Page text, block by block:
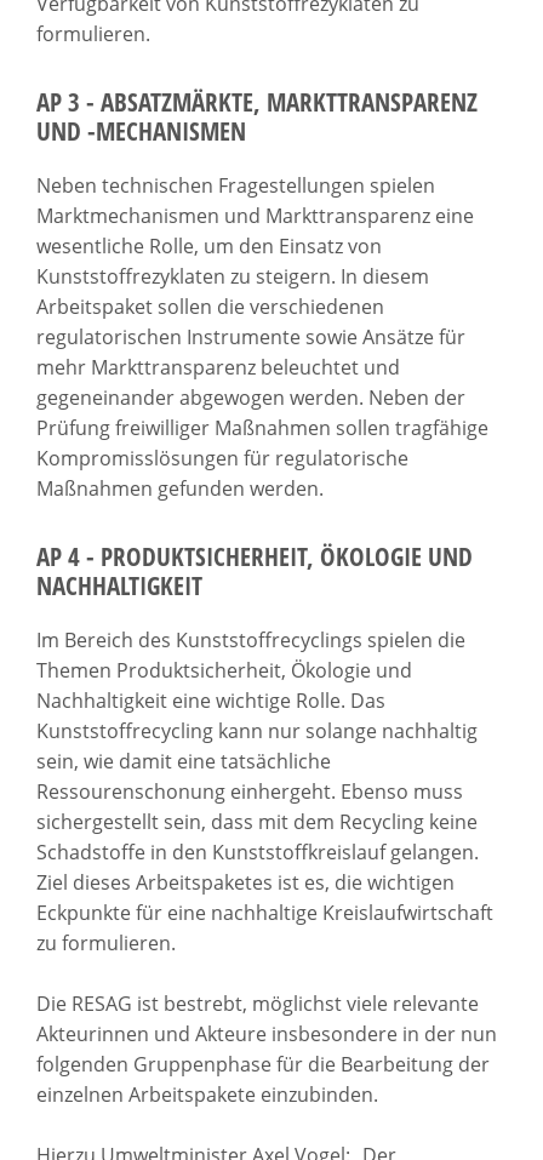
formulieren.
AP 3 - ABSATZMÄRKTE, MARKTTRANSPARENZ
UND -MECHANISMEN
Neben technischen Fragestellungen spielen
Marktmechanismen und Markttransparenz eine
wesentliche Rolle, um den Einsatz von
Kunststoffrezyklaten zu steigern. In diesem
Arbeitspaket sollen die verschiedenen
regulatorischen Instrumente sowie Ansätze für
mehr Markttransparenz beleuchtet und
gegeneinander abgewogen werden. Neben der
Prüfung freiwilliger Maßnahmen sollen tragfähige
Kompromisslösungen für regulatorische
Maßnahmen gefunden werden.
AP 4 - PRODUKTSICHERHEIT, ÖKOLOGIE UND
NACHHALTIGKEIT
Im Bereich des Kunststoffrecyclings spielen die
Themen Produktsicherheit, Ökologie und
Nachhaltigkeit eine wichtige Rolle. Das
Kunststoffrecycling kann nur solange nachhaltig
sein, wie damit eine tatsächliche
Ressourenschonung einhergeht. Ebenso muss
sichergestellt sein, dass mit dem Recycling keine
Schadstoffe in den Kunststoffkreislauf gelangen.
Ziel dieses Arbeitspaketes ist es, die wichtigen
Eckpunkte für eine nachhaltige Kreislaufwirtschaft
zu formulieren.
Die RESAG ist bestrebt, möglichst viele relevante
Akteurinnen und Akteure insbesondere in der nun
folgenden Gruppenphase für die Bearbeitung der
einzelnen Arbeitspakete einzubinden.